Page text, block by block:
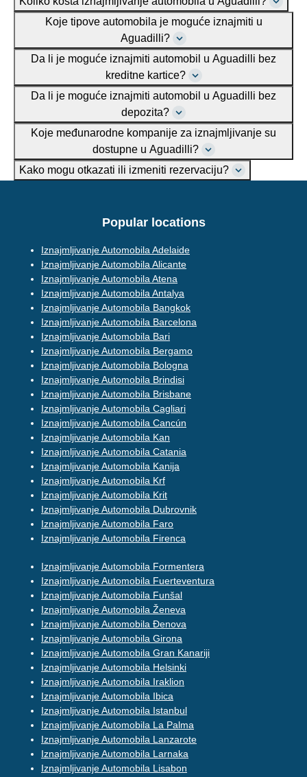
Koje tipove automobila je moguće iznajmiti u
Aguadilli?
Da li je moguće iznajmiti automobil u Aguadilli bez
kreditne kartice?
Da li je moguće iznajmiti automobil u Aguadilli bez
depozita?
Koje međunarodne kompanije za iznajmljivanje su
dostupne u Aguadilli?
Kako mogu otkazati ili izmeniti rezervaciju?
Popular locations
Iznajmljivanje Automobila Adelaide
Iznajmljivanje Automobila Alicante
Iznajmljivanje Automobila Atena
Iznajmljivanje Automobila Antalya
Iznajmljivanje Automobila Bangkok
Iznajmljivanje Automobila Barcelona
Iznajmljivanje Automobila Bari
Iznajmljivanje Automobila Bergamo
Iznajmljivanje Automobila Bologna
Iznajmljivanje Automobila Brindisi
Iznajmljivanje Automobila Brisbane
Iznajmljivanje Automobila Cagliari
Iznajmljivanje Automobila Cancún
Iznajmljivanje Automobila Kan
Iznajmljivanje Automobila Catania
Iznajmljivanje Automobila Kanija
Iznajmljivanje Automobila Krf
Iznajmljivanje Automobila Krit
Iznajmljivanje Automobila Dubrovnik
Iznajmljivanje Automobila Faro
Iznajmljivanje Automobila Firenca
Iznajmljivanje Automobila Formentera
Iznajmljivanje Automobila Fuerteventura
Iznajmljivanje Automobila Funšal
Iznajmljivanje Automobila Ženeva
Iznajmljivanje Automobila Đenova
Iznajmljivanje Automobila Girona
Iznajmljivanje Automobila Gran Kanariji
Iznajmljivanje Automobila Helsinki
Iznajmljivanje Automobila Iraklion
Iznajmljivanje Automobila Ibica
Iznajmljivanje Automobila Istanbul
Iznajmljivanje Automobila La Palma
Iznajmljivanje Automobila Lanzarote
Iznajmljivanje Automobila Larnaka
Iznajmljivanje Automobila Lisabon